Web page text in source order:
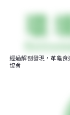
經過解剖發現，革龜
協會